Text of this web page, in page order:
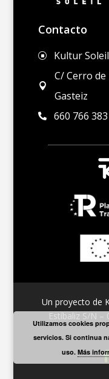
Contacto
] Kultur

C/ Cerro
Gasteiz
 660 766 383
Un proyecto de
Estíbaliz S/N –
Utilizamos cookies
servicios. Si continua
uso. Más